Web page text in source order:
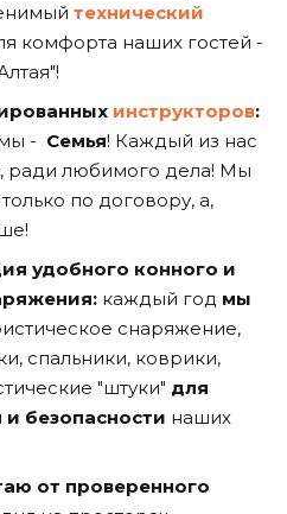
технический
комфорта наших гостей -
инструкторов:
- Семья! Каждый из нас
ради любимого дела! Мы
по договору, а,
удобного конного и
каждый год мы
снаряжение,
спальники, коврики,
"штуки" для
безопасности наших
от проверенного